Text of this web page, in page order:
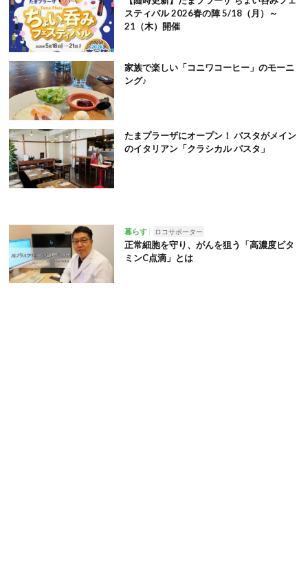
スティバル 2026春の陣 5/18（月）～
21（木）開催
家族で楽しい「コニワコーヒー」のモーニ
ング♪
たまプラーザにオープン！ パスタがメイン
のイタリアン「クラシカル パスタ」
暮らす ロコサポーター
正常細胞を守り、がんを狙う「高濃度ビタ
ミンC点滴」とは